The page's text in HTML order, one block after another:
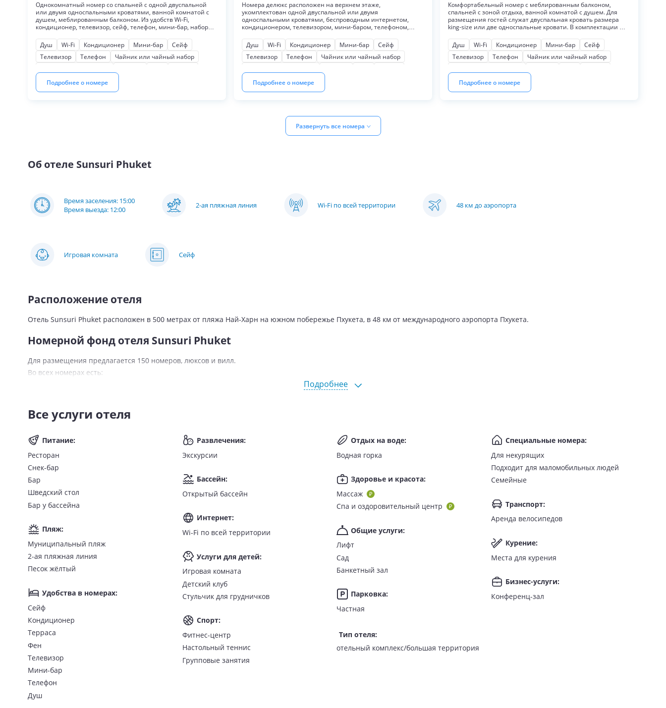
Однокомнатный номер со спальней с одной двуспальной
или двумя односпальными кроватями, ванной комнатой с
душем, меблированным балконом. Из удобств Wi-Fi,
кондиционер, телевизор, сейф, телефон, мини-бар, набор
гигиенические принадлежности, фен.
Душ Wi-Fi Кондиционер Мини-бар
Сейф
Телевизор
Телефон
Чайник или чайный набор
Балкон
Для некурящих
Письменный стол
Шкаф или гардероб
Подробнее о номере
Номера делюкс расположен на верхнем этаже,
укомплектован одной двуспальной или двумя
односпальными кроватями, беспроводным интернетом,
кондиционером, телевизором, мини-баром, телефоном,
зона отдыха. В ванной комнате душ, косметический набор,
фен, халаты и тапочки.
Душ Wi-Fi Кондиционер Мини-бар
Сейф
Телевизор
Телефон
Чайник или чайный набор
Балкон
Для некурящих
Письменный стол
Шкаф или гардероб
Подробнее о номере
Комфортабельный номер с меблированным балконом,
спальней с зоной отдыха, ванной комнатой с душем. Для
размещения гостей служат двуспальная кровать размера
king-size или две односпальные кровати. В комплектации Wi-
чайник и набор для чая и кофе, фен, туалетные
принадлежности, халаты и тапочки.
Душ Wi-Fi Кондиционер Мини-бар
Сейф
Телевизор
Телефон
Чайник или чайный набор
Балкон
Для некурящих
Письменный стол
Шкаф или гардероб
Подробнее о номере
Развернуть все номера
Об отеле Sunsuri Phuket
Время заселения: 15:00
Время выезда: 12:00
2-ая пляжная линия Wi-Fi по всей территории 48 км до аэропорта
Игровая комната Сейф
Расположение отеля
Отель Sunsuri Phuket расположен в 500 метрах от пляжа Най-Харн на южном побережье Пхукета, в 48 км от международного аэропорта Пхукета.
Номерной фонд отеля Sunsuri Phuket
Для размещения предлагается 150 номеров, люксов и вилл.
Во всех номерах есть:
тропический душ/ванна;
сейф;
мини-бар;
набор для приготовления чая и кофе;
халаты и тапочки;
туалетно-гигиенические принадлежности;
Имеются номера для людей с ограниченными возможностями, семейные номера, номера для некурящих.
Питание
Bed & Breakfast (BB) — в стоимость проживания включен завтрак;
Full Board (FB) — полный пансион, включено трехразовое питание: завтрак, обед, ужин.
На территории отеля работают ресторан SAIL европейской и азиатской кухни (завтрак по системе «шведский стол»), бар и ресторан SURF POOL, стильный бар SIP.
Удобства и развлечения в отеле «Сансури Пхукет»
К услугам гостей:
Подробнее
Все услуги отеля
Питание:
Ресторан
Снек-бар
Бар
Шведский стол
Бар у бассейна
Пляж:
Муниципальный пляж
2-ая пляжная линия
Песок жёлтый
Удобства в номерах:
Сейф
Кондиционер
Терраса
Фен
Телевизор
Мини-бар
Телефон
Душ
Развлечения:
Экскурсии
Бассейн:
Открытый бассейн
Интернет:
Wi-Fi по всей территории
Услуги для детей:
Игровая комната
Детский клуб
Стульчик для грудничков
Спорт:
Фитнес-центр
Настольный теннис
Групповые занятия
Отдых на воде:
Водная горка
Здоровье и красота:
Массаж
Спа и оздоровительный центр
Общие услуги:
Лифт
Сад
Банкетный зал
Парковка:
Частная
Тип отеля:
отельный комплекс/большая территория
Специальные номера:
Для некурящих
Подходит для маломобильных людей
Семейные
Транспорт:
Аренда велосипедов
Курение:
Места для курения
Бизнес-услуги:
Конференц-зал